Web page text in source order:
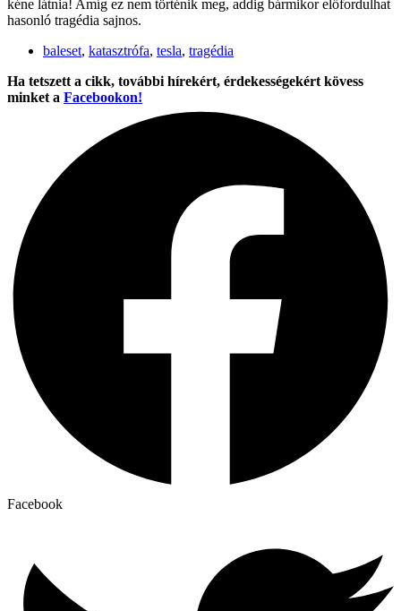
kéne látnia! Amíg ez nem történik meg, addig bármikor előfordulhat
hasonló tragédia sajnos.
baleset, katasztrófa, tesla, tragédia
Ha tetszett a cikk, további hírekért, érdekességekért kövess
minket a Facebookon!
Facebook